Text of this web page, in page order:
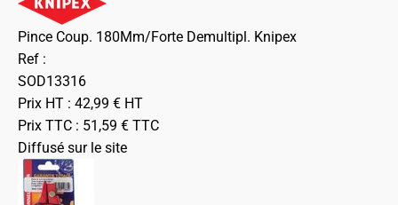
Pince Coup. 180Mm/Forte Demultipl. Knipex
Ref :
SOD13316
Prix HT : 42,99 € HT
Prix TTC : 51,59 € TTC
Diffusé sur le site